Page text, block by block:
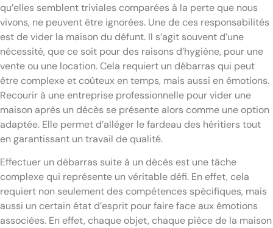
qu’elles semblent triviales comparées à la perte que nous
vivons, ne peuvent être ignorées. Une de ces responsabilités
est de vider la maison du défunt. Il s’agit souvent d’une
nécessité, que ce soit pour des raisons d’hygiène, pour une
vente ou une location. Cela requiert un débarras qui peut
être complexe et coûteux en temps, mais aussi en émotions.
Recourir à une entreprise professionnelle pour vider une
maison après un décès se présente alors comme une option
adaptée. Elle permet d’alléger le fardeau des héritiers tout
en garantissant un travail de qualité.
Effectuer un débarras suite à un décès est une tâche
complexe qui représente un véritable défi. En effet, cela
requiert non seulement des compétences spécifiques, mais
aussi un certain état d’esprit pour faire face aux émotions
associées. En effet, chaque objet, chaque pièce de la maison